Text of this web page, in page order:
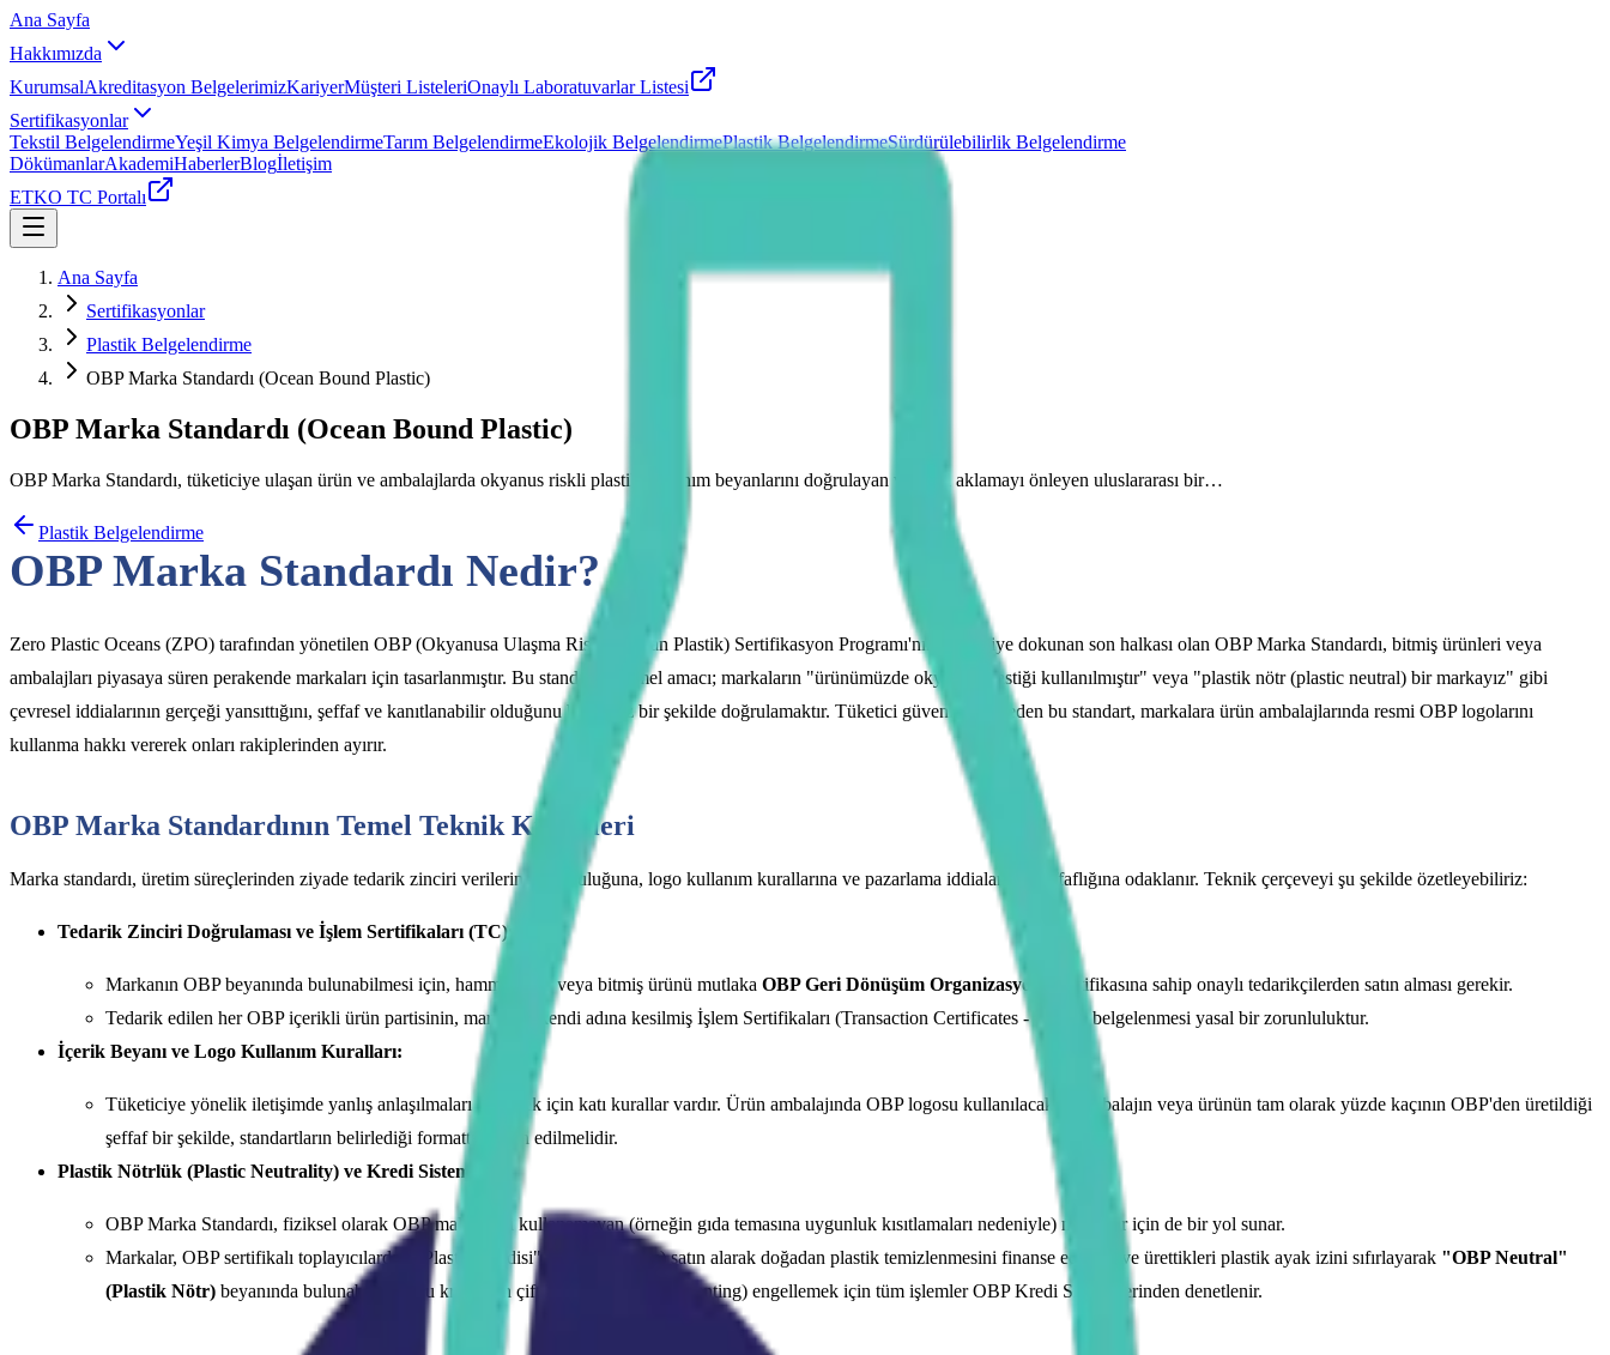
Ana Sayfa
Hakkımızda
KurumsalAkreditasyon BelgelerimizKariyerMüşteri ListeleriOnaylı Laboratuvarlar Listesi
Sertifikasyonlar
Tekstil BelgelendirmeYeşil Kimya BelgelendirmeTarım BelgelendirmeEkolojik BelgelendirmePlastik BelgelendirmeSürdürülebilirlik Belgelendirme
DökümanlarAkademiHaberlerBlogİletişim
ETKO TC Portalı
Ana Sayfa
Sertifikasyonlar
Plastik Belgelendirme
OBP Marka Standardı (Ocean Bound Plastic)
OBP Marka Standardı (Ocean Bound Plastic)
OBP Marka Standardı, tüketiciye ulaşan ürün ve ambalajlarda okyanus riskli plastik kullanım beyanlarını doğrulayan ve yeşil aklamayı önleyen uluslararası bir…
Plastik Belgelendirme
OBP Marka Standardı Nedir?
Zero Plastic Oceans (ZPO) tarafından yönetilen OBP (Okyanusa Ulaşma Riski Taşıyan Plastik) Sertifikasyon Programı'nın tüketiciye dokunan son halkası olan OBP Marka Standardı, bitmiş ürünleri veya
ambalajları piyasaya süren perakende markaları için tasarlanmıştır. Bu standardın temel amacı; markaların "ürünümüzde okyanus plastiği kullanılmıştır" veya "plastik nötr (plastic neutral) bir markayız" gibi
çevresel iddialarının gerçeği yansıttığını, şeffaf ve kanıtlanabilir olduğunu bağımsız bir şekilde doğrulamaktır. Tüketici güvenini inşa eden bu standart, markalara ürün ambalajlarında resmi OBP logolarını
kullanma hakkı vererek onları rakiplerinden ayırır.
OBP Marka Standardının Temel Teknik Kriterleri
Marka standardı, üretim süreçlerinden ziyade tedarik zinciri verilerinin doğruluğuna, logo kullanım kurallarına ve pazarlama iddialarının şeffaflığına odaklanır. Teknik çerçeveyi şu şekilde özetleyebiliriz:
Tedarik Zinciri Doğrulaması ve İşlem Sertifikaları (TC):
Markanın OBP beyanında bulunabilmesi için, hammaddeyi veya bitmiş ürünü mutlaka OBP Geri Dönüşüm Organizasyonu
sertifikasına sahip onaylı tedarikçilerden satın alması gerekir.
Tedarik edilen her OBP içerikli ürün partisinin, markanın kendi adına kesilmiş İşlem Sertifikaları (Transaction Certificates - TC) ile belgelenmesi yasal bir zorunluluktur.
İçerik Beyanı ve Logo Kullanım Kuralları:
Tüketiciye yönelik iletişimde yanlış anlaşılmaları önlemek için katı kurallar vardır. Ürün ambalajında OBP logosu kullanılacaksa, ambalajın veya ürünün tam olarak yüzde kaçının OBP'den üretildiği
şeffaf bir şekilde, standartların belirlediği formatta beyan edilmelidir.
Plastik Nötrlük (Plastic Neutrality) ve Kredi Sistemi:
OBP Marka Standardı, fiziksel olarak OBP malzemesi kullanamayan (örneğin gıda temasına uygunluk kısıtlamaları nedeniyle) markalar için de bir yol sunar.
Markalar, OBP sertifikalı toplayıcılardan "Plastik Kredisi" (Plastic Credits) satın alarak doğadan plastik temizlenmesini finanse edebilir ve ürettikleri plastik ayak izini sıfırlayarak "OBP Neutral"
(Plastik Nötr) beyanında bulunabilirler. Bu kredilerin çift sayımını (double counting) engellemek için tüm işlemler OBP Kredi Sicili üzerinden denetlenir.